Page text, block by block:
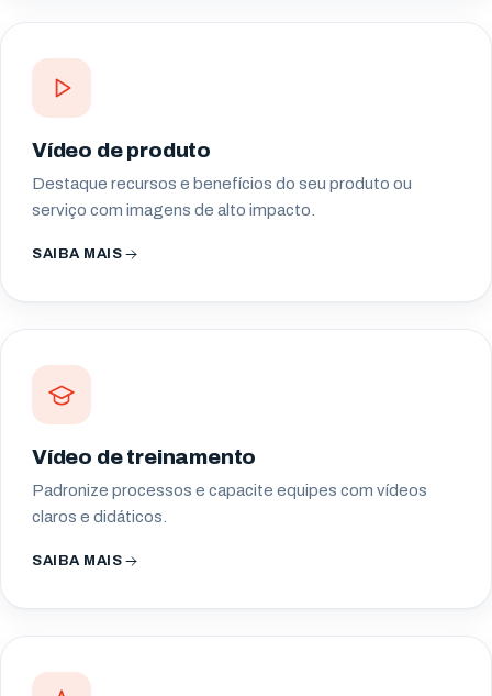
Vídeo de produto
Destaque recursos e benefícios do seu produto ou
serviço com imagens de alto impacto.
SAIBA MAIS
Vídeo de treinamento
Padronize processos e capacite equipes com vídeos
claros e didáticos.
SAIBA MAIS